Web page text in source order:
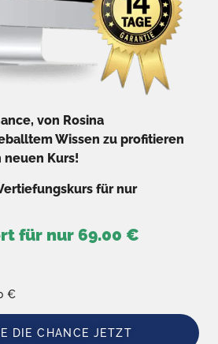
von Rosina
Wissen zu profitieren
neuen Kurs!
für nur
für nur 69.00 €
€
DIE CHANCE JETZT